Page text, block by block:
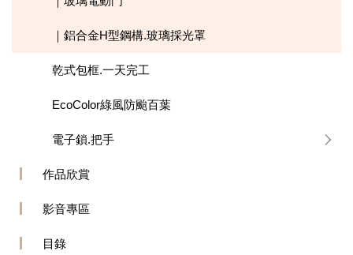
｜鋁合金H型鋼構.玻璃採光罩
乾式包框.一天完工
EcoColor綠風防颱百葉
電子鎖.把手
作品欣賞
影音專區
目錄